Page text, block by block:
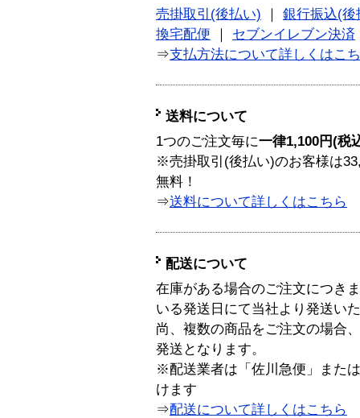
売掛取引(後払い)
銀行振込(後
換宅配便
セブンイレブン決済
⇒支払方法について詳しくはこ
送料について
1つのご注文毎に一律1,100円(税
※売掛取引(後払い)のお客様は
無料！
⇒送料について詳しくはこちら
配送について
在庫がある場合のご注文につき
いる発送日にて当社より発送い
尚、複数の商品をご注文の場合
発送となります。
※配送業者は「佐川急便」また
けます
⇒配送について詳しくはこちら